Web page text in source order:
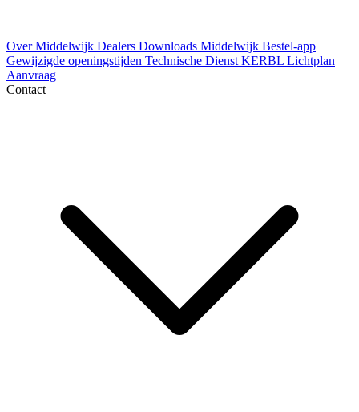
Over Middelwijk Dealers Downloads Middelwijk Bestel-app
Gewijzigde openingstijden Technische Dienst KERBL Lichtplan
Aanvraag
Contact